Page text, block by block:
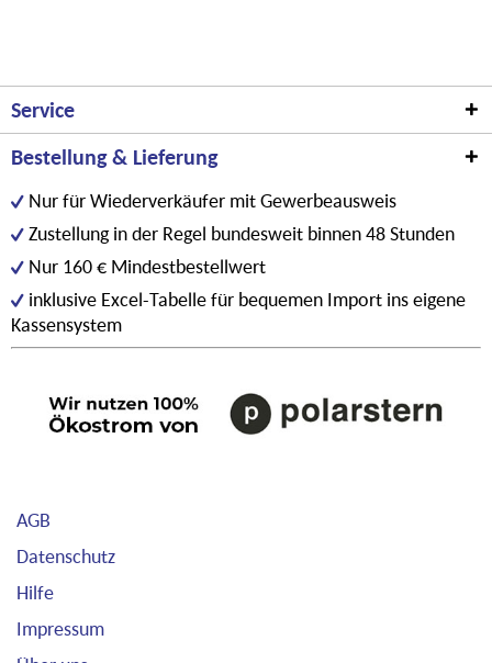
Service
Bestellung & Lieferung
Nur für Wiederverkäufer mit Gewerbeausweis
Zustellung in der Regel bundesweit binnen 48 Stunden
Nur 160 € Mindestbestellwert
inklusive Excel-Tabelle für bequemen Import ins eigene
Kassensystem
AGB
Datenschutz
Hilfe
Impressum